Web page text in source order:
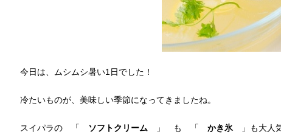
今日は、ムシムシ暑い1日でした！
冷たいものが、美味しい季節になってきましたね。
スイパラの 「 ソフトクリーム 」 も 「かき氷 」も大人